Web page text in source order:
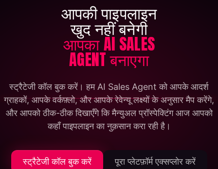
आपकी पाइपलाइन
खुद नहीं बनेगी
आपका AI SALES
AGENT बनाएगा
स्ट्रैटेजी कॉल बुक करें। हम AI Sales Agent को आपके आदर्श
ग्राहकों, आपके वर्कफ़्लो, और आपके रेवेन्यू लक्ष्यों के अनुसार मैप करेंगे,
और आपको ठीक-ठीक दिखाएँगे कि मैन्युअल प्रॉस्पेक्टिंग आज आपको
कहाँ पाइपलाइन का नुक़सान करा रही है।
स्ट्रैटेजी कॉल बुक करें पूरा प्लेटफ़ॉर्म एक्सप्लोर करें